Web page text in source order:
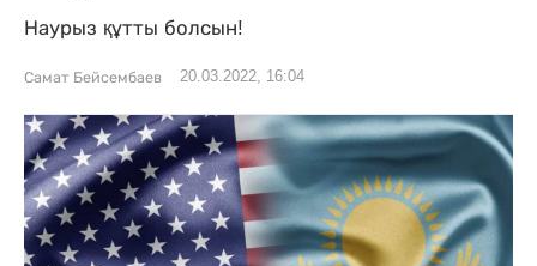
Наурыз құтты болсын!
Самат Бейсембаев 20.03.2022, 16:04